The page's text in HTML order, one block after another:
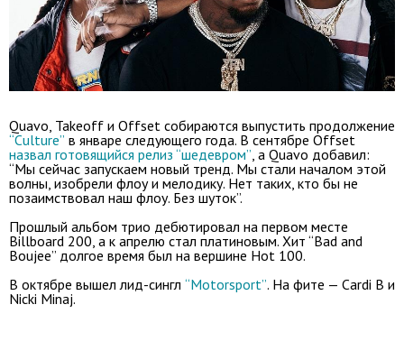
Quavo, Takeoff и Offset собираются выпустить продолжение
“Culture” в январе следующего года. В сентябре Offset
назвал готовящийся релиз “шедевром” , а Quavo добавил:
“Мы сейчас запускаем новый тренд. Мы стали началом этой
волны, изобрели флоу и мелодику. Нет таких, кто бы не
позаимствовал наш флоу. Без шуток”.
Прошлый альбом трио дебютировал на первом месте
Billboard 200, а к апрелю стал платиновым. Хит “Bad and
Boujee” долгое время был на вершине Hot 100.
В октябре вышел лид-сингл “Motorsport”. На фите — Cardi B и
Nicki Minaj.